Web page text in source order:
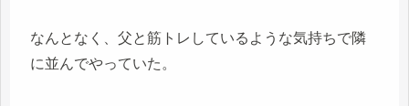
なんとなく、父と筋トレしているような気持ちで隣
に並んでやっていた。